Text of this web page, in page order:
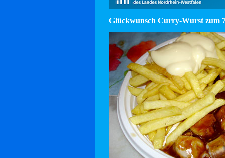
Glückwunsch Curry-Wurst zum